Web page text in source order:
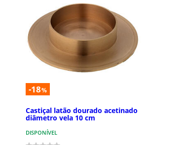
-18%
Castiçal latão dourado acetinado
diâmetro vela 10 cm
DISPONÍVEL